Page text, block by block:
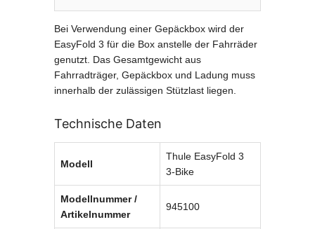
Bei Verwendung einer Gepäckbox wird der
EasyFold 3 für die Box anstelle der Fahrräder
genutzt. Das Gesamtgewicht aus
Fahrradträger, Gepäckbox und Ladung muss
innerhalb der zulässigen Stützlast liegen.
Technische Daten
Modell
Thule EasyFold 3
3-Bike
Modellnummer /
Artikelnummer
945100